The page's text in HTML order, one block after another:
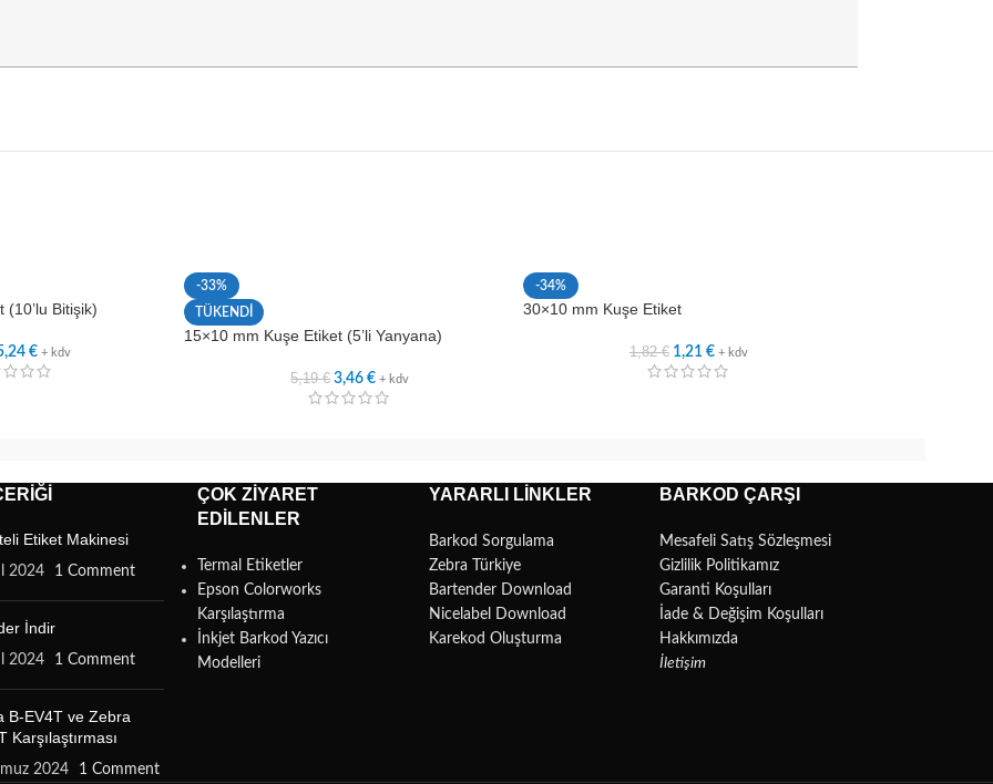
(10’lu Bitişik)
€ + kdv
-33%
TÜKENDİ
15×10 mm Kuşe Etiket (5’li Yanyana)
5,19€ 3,46€ + kdv
-34%
30×10 mm Kuşe Etiket
1,82€ 1,21 € + kdv
Etiket Makinesi
2024 1 Comment
İndir
2024 1 Comment
B-EV4T ve Zebra
Karşılaştırması
2024 1 Comment
ÇOK ZIYARET
EDILENLER
Termal Etiketler
Epson Colorworks
Karşılaştırma
İnkjet Barkod Yazıcı
Modelleri
YARARLI LINKLER
Barkod Sorgulama
Zebra Türkiye
Bartender Download
Nicelabel Download
Karekod Oluşturma
BARKOD ÇARŞI
Mesafeli Satış Sözleşmesi
Gizlilik Politikamız
Garanti Koşulları
İade & Değişim Koşulları
Hakkımızda
İletişim